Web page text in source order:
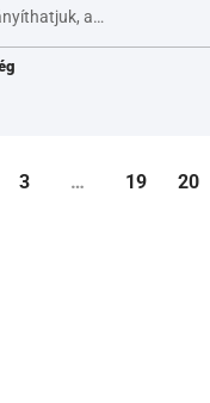
a…
3 … 19 20